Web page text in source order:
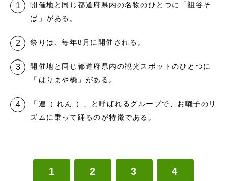
開催地と同じ都道府県内の名物のひとつに「祖谷そ
ば」がある。
祭りは、毎年8月に開催される。
開催地と同じ都道府県内の観光スポットのひとつに
「はりまや橋」がある。
「連（ れん ）」と呼ばれるグループで、お囃子のリ
ズムに乗って踊るのが特徴である。
1 2 3 4